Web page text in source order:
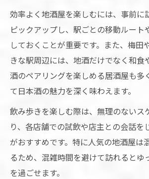
地酒屋発の話題イベントや限
地酒屋で知る大阪の日本酒
地酒屋のおすすめ地酒ラン
地酒屋選びの秘訣と巡り方のコツ
地酒屋選びで押さえたいポ
JR大阪環状線沿線で地酒屋を
コツ
地酒屋のサービスや特徴を
地酒屋巡りで役立つアクセ
地酒屋で味わうべき大阪の
効率よく地酒屋を楽しむには、事前に
ピックアップし、駅ごとの移動ルート
しておくことが重要です。また、梅田
きな駅周辺には、地酒だけでなく和食
酒のペアリングを楽しめる居酒屋も多
て日本酒の魅力を深く味わえます。
飲み歩きを楽しむ際は、無理のないス
り、各店舗での試飲や店主との会話を
がおすすめです。特に人気の地酒屋は
るため、混雑時間を避けて訪れるとゆ
を過ごせます。